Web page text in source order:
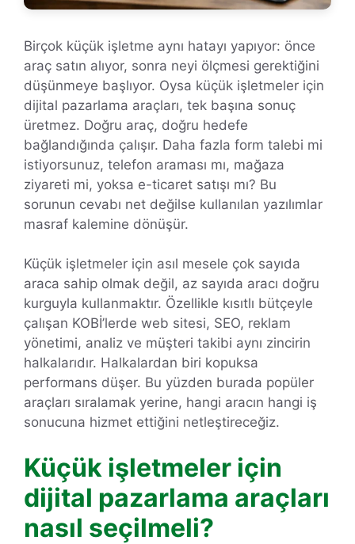
Birçok küçük işletme aynı hatayı yapıyor: önce
araç satın alıyor, sonra neyi ölçmesi gerektiğini
düşünmeye başlıyor. Oysa küçük işletmeler için
dijital pazarlama araçları, tek başına sonuç
üretmez. Doğru araç, doğru hedefe
bağlandığında çalışır. Daha fazla form talebi mi
istiyorsunuz, telefon araması mı, mağaza
ziyareti mi, yoksa e-ticaret satışı mı? Bu
sorunun cevabı net değilse kullanılan yazılımlar
masraf kalemine dönüşür.
Küçük işletmeler için asıl mesele çok sayıda
araca sahip olmak değil, az sayıda aracı doğru
kurguyla kullanmaktır. Özellikle kısıtlı bütçeyle
çalışan KOBİ’lerde web sitesi, SEO, reklam
yönetimi, analiz ve müşteri takibi aynı zincirin
halkalarıdır. Halkalardan biri kopuksa
performans düşer. Bu yüzden burada popüler
araçları sıralamak yerine, hangi aracın hangi iş
sonucuna hizmet ettiğini netleştireceğiz.
Küçük işletmeler için
dijital pazarlama araçları
nasıl seçilmeli?